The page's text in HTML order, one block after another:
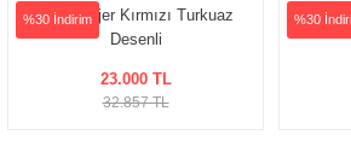
%30 İndirim
Rodi Berjer Kırmızı Turkuaz
Desenli
23.000 TL
32.857 TL
%30
Rodi